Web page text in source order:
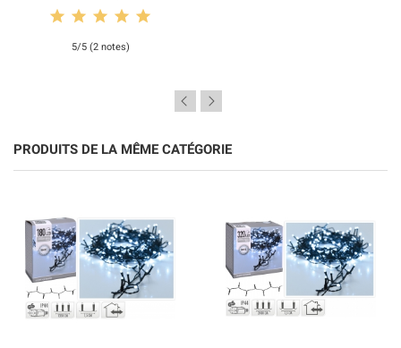
5/5 (2 notes)
PRODUITS DE LA MÊME CATÉGORIE